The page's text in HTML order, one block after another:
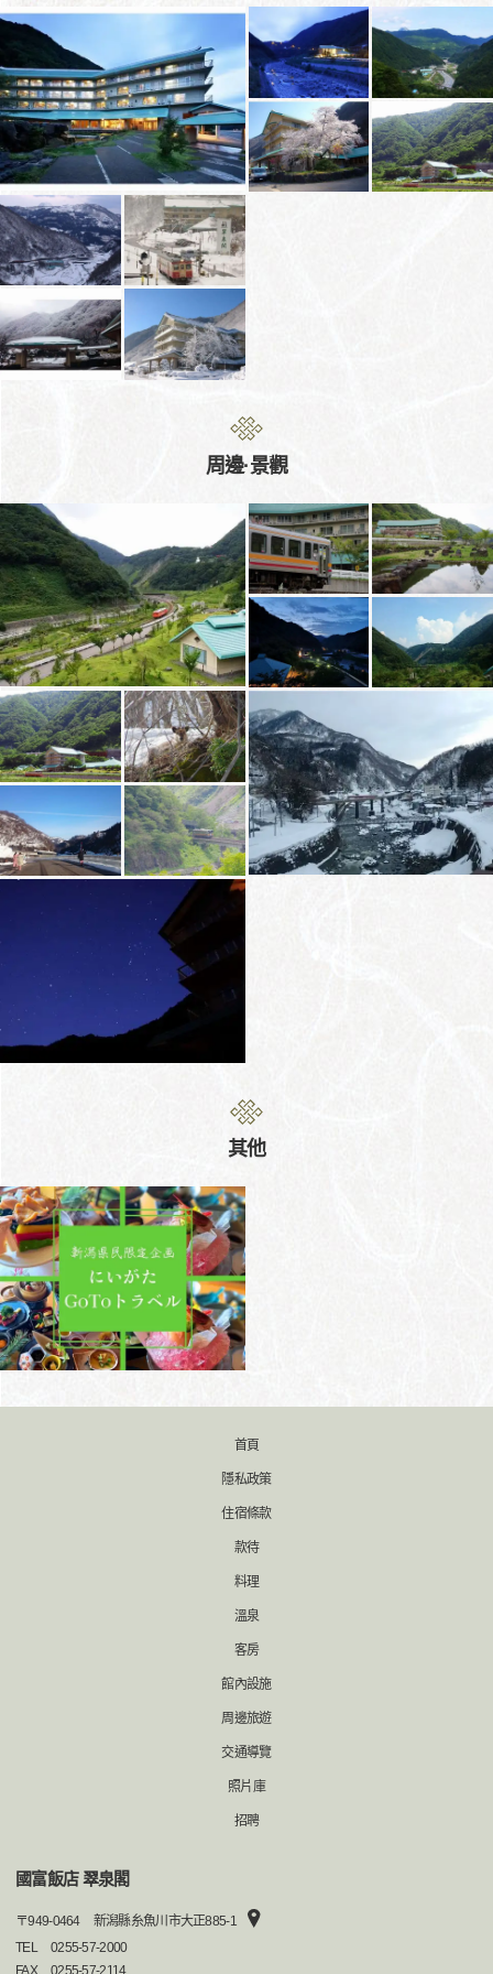
周邊·景觀
其他
首頁
隱私政策
住宿條款
款待
料理
溫泉
客房
館內設施
周邊旅遊
交通導覽
照片庫
招聘
國富飯店 翠泉閣
〒949-0464
新潟縣糸魚川市大正885-1
TEL
0255-57-2000
FAX
0255-57-2114